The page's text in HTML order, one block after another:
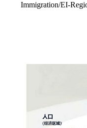
Immigration/EI-